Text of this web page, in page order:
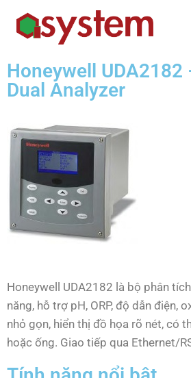
Honeywell UDA2182
Dual Analyzer
Honeywell UDA2182 là bộ phân
năng, hỗ trợ pH, ORP, độ dẫn điện,
nhỏ gọn, hiển thị đồ họa rõ nét, có
hoặc ống. Giao tiếp qua Ethernet/